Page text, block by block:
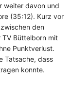
weiter davon und
(35:12). Kurz vor
den
TV Büttelborn mit
Punktverlust.
Tatsache, dass
konnte.